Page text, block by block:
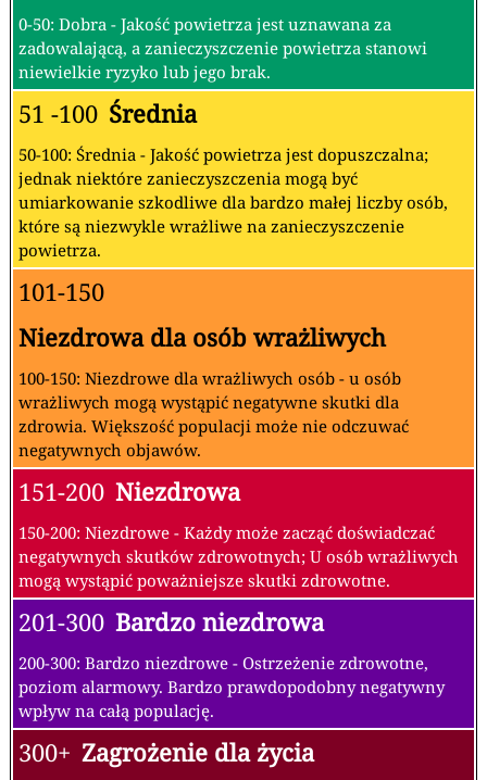
0-50: Dobra - Jakość powietrza jest uznawana za
zadowalającą, a zanieczyszczenie powietrza stanowi
niewielkie ryzyko lub jego brak.
51 -100 Średnia
50-100: Średnia - Jakość powietrza jest dopuszczalna;
jednak niektóre zanieczyszczenia mogą być
umiarkowanie szkodliwe dla bardzo małej liczby osób,
które są niezwykle wrażliwe na zanieczyszczenie
powietrza.
101-150
Niezdrowa dla osób wrażliwych
100-150: Niezdrowe dla wrażliwych osób - u osób
wrażliwych mogą wystąpić negatywne skutki dla
zdrowia. Większość populacji może nie odczuwać
negatywnych objawów.
151-200 Niezdrowa
150-200: Niezdrowe - Każdy może zacząć doświadczać
negatywnych skutków zdrowotnych; U osób wrażliwych
mogą wystąpić poważniejsze skutki zdrowotne.
201-300 Bardzo niezdrowa
200-300: Bardzo niezdrowe - Ostrzeżenie zdrowotne,
poziom alarmowy. Bardzo prawdopodobny negatywny
wpływ na całą populację.
300+ Zagrożenie dla życia